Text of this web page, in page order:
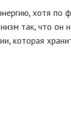
хотя по
так, что он
которая